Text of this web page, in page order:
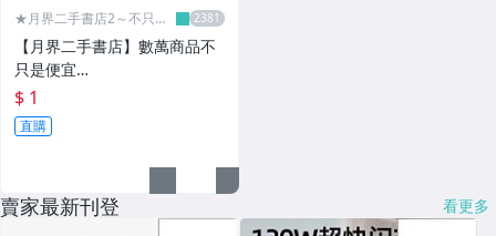
★月界二手書店2～不只是
【月界二手書店】數萬商品不
只是便宜…
$ 1
直購
賣家最新刊登 看更多